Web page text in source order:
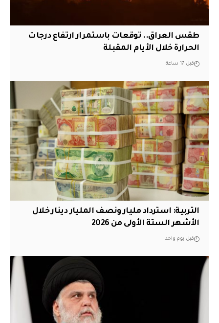
طقس العراق.. توقعات باستمرار ارتفاع درجات
الحرارة خلال الأيام المقبلة
قبل 17 ساعة
التربية: استرداد مليار ونصف المليار دينار خلال
الأشهر الستة الأولى من 2026
قبل يوم واحد